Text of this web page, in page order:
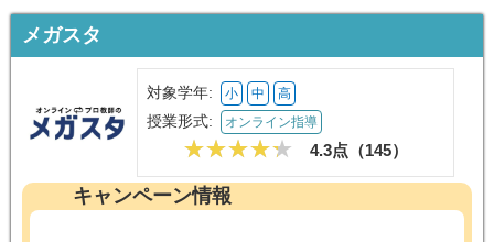
メガスタ
対象学年: 小 中 高
授業形式: オンライン指導
4.3点（145）
キャンペーン情報